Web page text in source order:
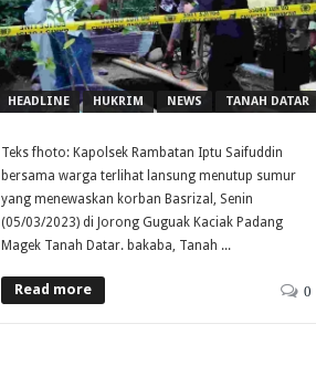
HEADLINE HUKRIM NEWS TANAH DATAR
Teks fhoto: Kapolsek Rambatan Iptu Saifuddin
bersama warga terlihat lansung menutup sumur
yang menewaskan korban Basrizal, Senin
(05/03/2023) di Jorong Guguak Kaciak Padang
Magek Tanah Datar. bakaba, Tanah ...
Read more 0